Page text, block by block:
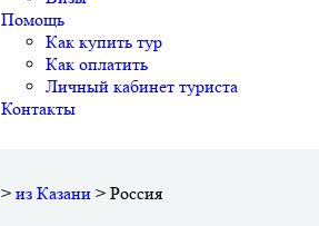
Помощь
Как купить тур
Как оплатить
Личный кабинет туриста
Контакты
> из Казани > Россия